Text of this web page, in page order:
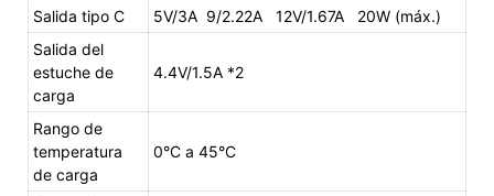
Salida tipo C
5V/3A 9/2.22A 12V/1.67A 20W (máx.)
Salida del
estuche de
carga
4.4V/1.5A *2
Rango de
temperatura
de carga
0°C a 45°C